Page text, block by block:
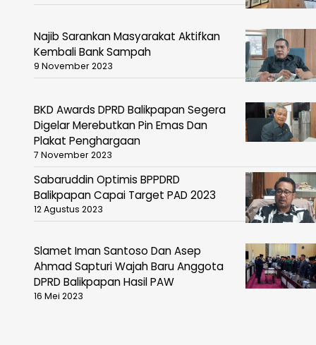
Najib Sarankan Masyarakat Aktifkan
Kembali Bank Sampah
9 November 2023
BKD Awards DPRD Balikpapan Segera
Digelar Merebutkan Pin Emas Dan
Plakat Penghargaan
7 November 2023
Sabaruddin Optimis BPPDRD
Balikpapan Capai Target PAD 2023
12 Agustus 2023
Slamet Iman Santoso Dan Asep
Ahmad Sapturi Wajah Baru Anggota
DPRD Balikpapan Hasil PAW
16 Mei 2023